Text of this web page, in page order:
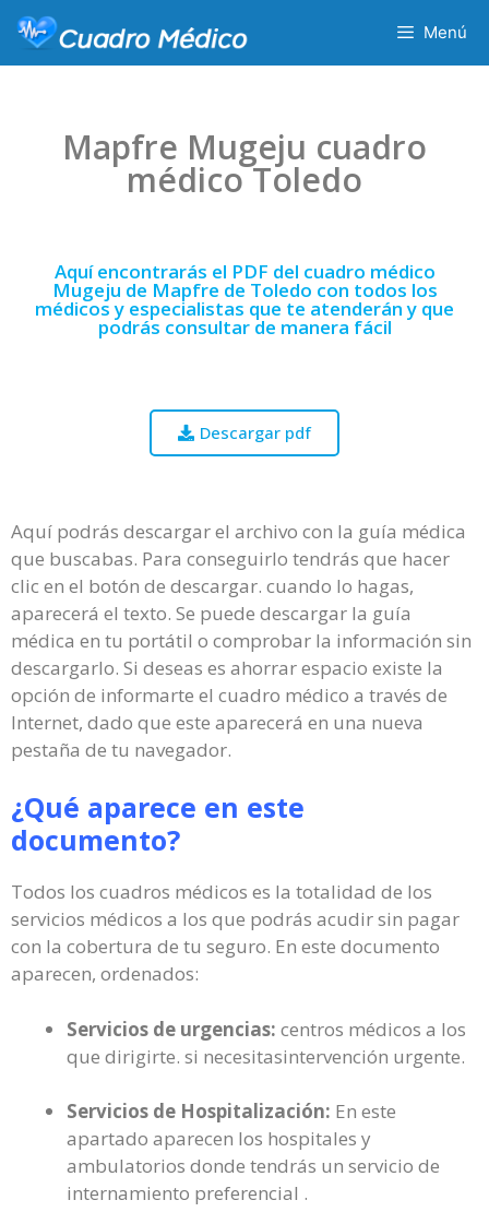
Menú
Mapfre Mugeju cuadro
médico Toledo
Aquí encontrarás el PDF del cuadro médico
Mugeju de Mapfre de Toledo con todos los
médicos y especialistas que te atenderán y que
podrás consultar de manera fácil
Descargar pdf
Aquí podrás descargar el archivo con la guía médica
que buscabas. Para conseguirlo tendrás que hacer
clic en el botón de descargar. cuando lo hagas,
aparecerá el texto. Se puede descargar la guía
médica en tu portátil o comprobar la información sin
descargarlo. Si deseas es ahorrar espacio existe la
opción de informarte el cuadro médico a través de
Internet, dado que este aparecerá en una nueva
pestaña de tu navegador.
¿Qué aparece en este
documento?
Todos los cuadros médicos es la totalidad de los
servicios médicos a los que podrás acudir sin pagar
con la cobertura de tu seguro. En este documento
aparecen, ordenados:
Servicios de urgencias: centros médicos a los
que dirigirte. si necesitasintervención urgente.
Servicios de Hospitalización: En este
apartado aparecen los hospitales y
ambulatorios donde tendrás un servicio de
internamiento preferencial .